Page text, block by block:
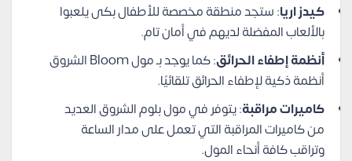
كيدز اريا: ستجد منطقة مخصصة للأطفال بكى يلعبوا
بالألعاب المفضلة لديهم في أمان تام.
أنظمة إطفاء الحرائق
: كما يوجد بـ مول Bloom الشروق
أنظمة ذكية لإطفاء الحرائق تلقائيًا.
كاميرات مراقبة: يتوفر في مول بلوم الشروق العديد
من كاميرات المراقبة التي تعمل على مدار الساعة
وتراقب كافة أنحاء المول.